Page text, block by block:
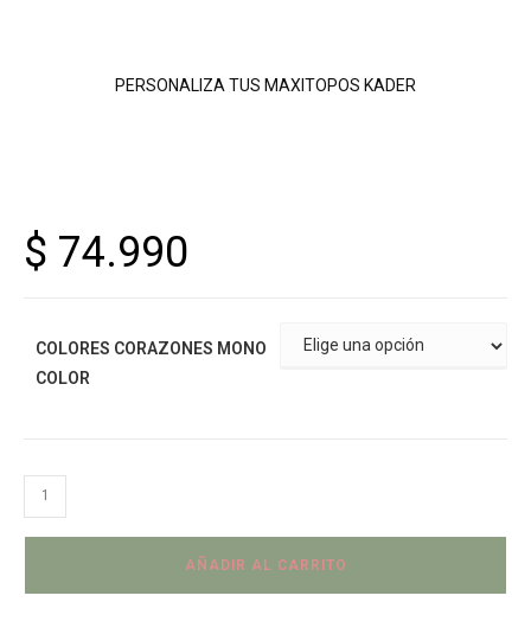
PERSONALIZA TUS MAXITOPOS KADER
$ 74.990
COLORES CORAZONES MONO
COLOR
AÑADIR AL CARRITO